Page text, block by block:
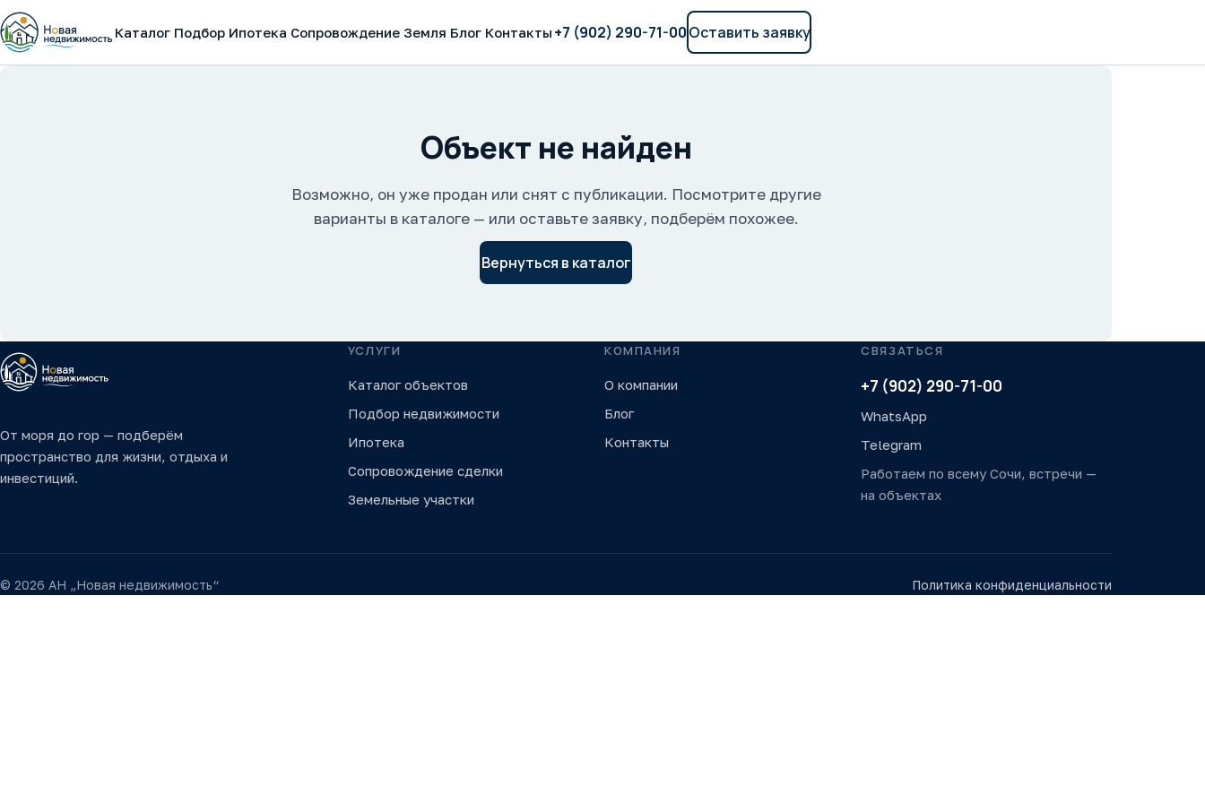
Каталог Подбор Ипотека Сопровождение Земля Блог Контакты +7 (902) 290-71-00Оставить заявку
Объект не найден
Возможно, он уже продан или снят с публикации. Посмотрите другие
варианты в каталоге — или оставьте заявку, подберём похожее.
Вернуться в каталог
От моря до гор — подберём
пространство для жизни, отдыха и
инвестиций.
УСЛУГИ
Каталог объектов
Подбор недвижимости
Ипотека
Сопровождение сделки
Земельные участки
КОМПАНИЯ
О компании
Блог
Контакты
СВЯЗАТЬСЯ
+7 (902) 290-71-00
WhatsApp
Telegram
Работаем по всему Сочи, встречи —
на объектах
© 2026 АН „Новая недвижимость“ Политика конфиденциальности